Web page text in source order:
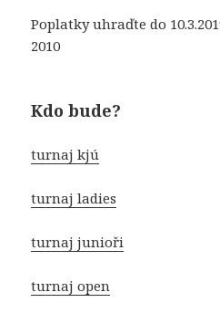
Poplatky uhraďte do
2010
Kdo bude?
turnaj kjú
turnaj ladies
turnaj junioři
turnaj open